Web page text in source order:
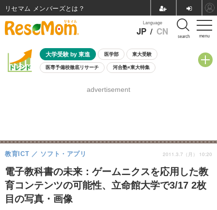
menu
Language
JP / CN search
大学受験 by 東進 医学部 東大受験
医専予備校徹底リサーチ 河合塾×東大特集
8月開催学校説明会・相談会
advertisement
電子教科書の未来：ゲームニクスを応用した教
育コンテンツの可能性、立命館大学で3/17 2枚
目の写真・画像
教育ICT ソフト・アプリ 2011.3.7（月） 10:20
リセマム メンバーズ